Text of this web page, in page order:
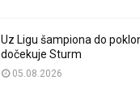
Uz Ligu šampiona do
dočekuje Sturm
05.08.2026